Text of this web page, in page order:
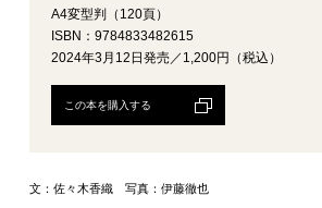
A4変型判（120頁）
ISBN：9784833482615
2024年3月12日発売／1,200円（税込）
この本を購入する
文：佐々木香織 写真：伊藤徹也